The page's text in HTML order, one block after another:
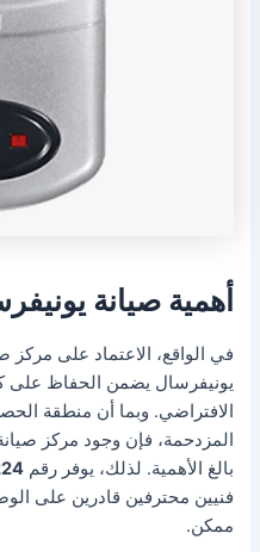
أهمية صيانة
في الواقع، الاعتماد على
يونيفرسال يضمن الحفاظ على
الافتراضي. وبما أن منطقة
المزدحمة، فإن وجود مركز
بالغ الأهمية. لذلك، يوفر رقم
فنيين محترفين قادرين على
ممكن.